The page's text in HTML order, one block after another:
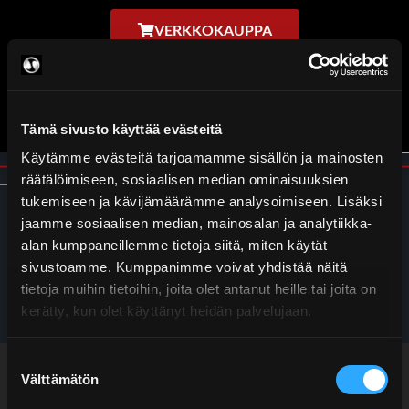
Tämä sivusto käyttää evästeitä
Käytämme evästeitä tarjoamamme sisällön ja mainosten
räätälöimiseen, sosiaalisen median ominaisuuksien
tukemiseen ja kävijämäärämme analysoimiseen. Lisäksi
jaamme sosiaalisen median, mainosalan ja analytiikka-
alan kumppaneillemme tietoja siitä, miten käytät
sivustoamme. Kumppanimme voivat yhdistää näitä
tietoja muihin tietoihin, joita olet antanut heille tai joita on
kerätty, kun olet käyttänyt heidän palvelujaan.
valinta
Välttämätön
VERKKOKAUPPA
Kategoria:
Hiontanesteet
Suomen Terätuonti Oy